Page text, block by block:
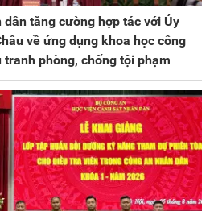
dân tăng cường hợp tác với Ủy
về ứng dụng khoa học công
phòng, chống tội phạm